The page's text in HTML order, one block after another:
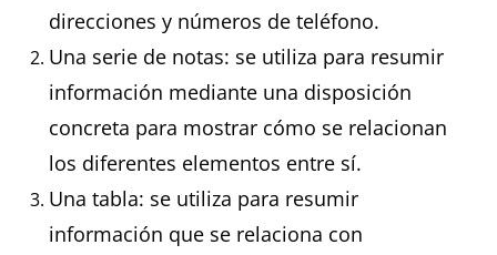
direcciones y números de teléfono.
Una serie de notas: se utiliza para resumir
información mediante una disposición
concreta para mostrar cómo se relacionan
los diferentes elementos entre sí.
Una tabla: se utiliza para resumir
información que se relaciona con